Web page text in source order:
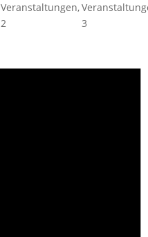
Veranstaltungen,
2
3